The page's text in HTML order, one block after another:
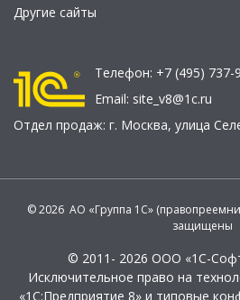
Другие сайты
Телефон: +7 (495) 737-
Email: site_v8@1c.ru
Отдел продаж: г. Москва, улица
© 2026 АО «Группа 1С»
защищены
© 2011- 2026 ООО «1С-
Исключительное право на
«1С:Предприятие 8» и типовые